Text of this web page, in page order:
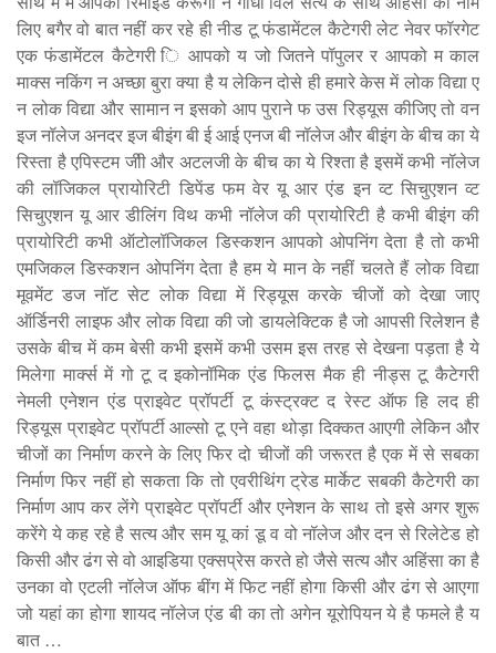
लिए बगैर वो बात नहीं कर रहे ही नीड टू फंडामेंटल कैटेगरी लेट नेवर फॉरगेट
एक फंडामेंटल कैटेगरी ि आपको य जो जितने पॉपुलर र आपको म काल
माक्स नकिंग न अच्छा बुरा क्या है य लेकिन दोसे ही हमारे केस में लोक विद्या ए
न लोक विद्या और सामान न इसको आप पुराने फ उस रिड्यूस कीजिए तो वन
इज नॉलेज अनदर इज बीइंग बी ई आई एनज बी नॉलेज और बीइंग के बीच का ये
रिस्ता है एपिस्टम जीी और अटलजी के बीच का ये रिश्ता है इसमें कभी नॉलेज
की लॉजिकल प्रायोरिटी डिपेंड फम वेर यू आर एंड इन व्ट सिचुएशन व्ट
सिचुएशन यू आर डीलिंग विथ कभी नॉलेज की प्रायोरिटी है कभी बीइंग की
प्रायोरिटी कभी ऑटोलॉजिकल डिस्कशन आपको ओपनिंग देता है तो कभी
एमजिकल डिस्कशन ओपनिंग देता है हम ये मान के नहीं चलते हैं लोक विद्या
मूवमेंट डज नॉट सेट लोक विद्या में रिड्यूस करके चीजों को देखा जाए
ऑर्डिनरी लाइफ और लोक विद्या की जो डायलेक्टिक है जो आपसी रिलेशन है
उसके बीच में कम बेसी कभी इसमें कभी उसम इस तरह से देखना पड़ता है ये
मिलेगा मार्क्स में गो टू द इकोनॉमिक एंड फिलस मैक ही नीड्स टू कैटेगरी
नेमली एनेशन एंड प्राइवेट प्रॉपर्टी टू कंस्ट्रक्ट द रेस्ट ऑफ हि लद ही
रिड्यूस प्राइवेट प्रॉपर्टी आल्सो टू एने वहा थोड़ा दिक्कत आएगी लेकिन और
चीजों का निर्माण करने के लिए फिर दो चीजों की जरूरत है एक में से सबका
निर्माण फिर नहीं हो सकता कि तो एवरीथिंग ट्रेड मार्केट सबकी कैटेगरी का
निर्माण आप कर लेंगे प्राइवेट प्रॉपर्टी और एनेशन के साथ तो इसे अगर शुरू
करेंगे ये कह रहे है सत्य और सम यू कां डू व वो नॉलेज और दन से रिलेटेड हो
किसी और ढंग से वो आइडिया एक्सप्रेस करते हो जैसे सत्य और अहिंसा का है
उनका वो एटली नॉलेज ऑफ बींग में फिट नहीं होगा किसी और ढंग से आएगा
जो यहां का होगा शायद नॉलेज एंड बी का तो अगेन यूरोपियन ये है फमले है य
बात …